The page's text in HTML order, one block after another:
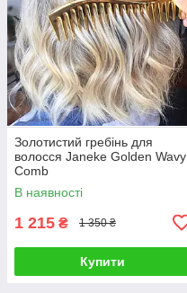
Золотистий гребінь для
волосся Janeke Golden Wavy
Comb
В наявності
1 215 ₴ 1 350 ₴
Купити